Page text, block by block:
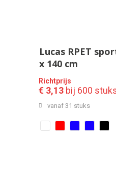
Lucas RPET
x 140 cm
Richtprijs
€ 3,13 bij 600
vanaf 31 stuks